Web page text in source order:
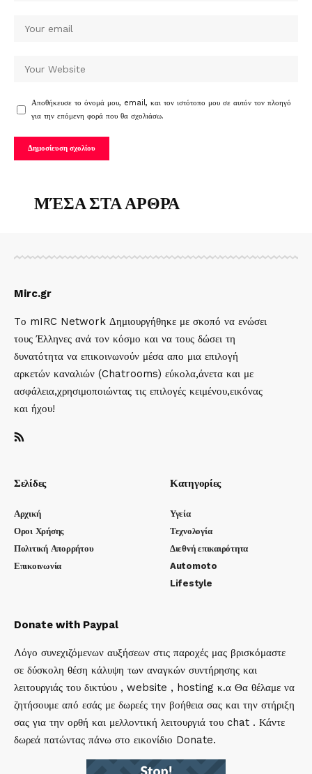
Αποθήκευσε το όνομά μου, email, και τον ιστότοπο μου σε αυτόν τον πλοηγό
για την επόμενη φορά που θα σχολιάσω.
ΜΈΣΑ ΣΤΑ ΑΡΘΡΑ
Mirc.gr
Tο mIRC Network Δημιουργήθηκε με σκοπό να ενώσει
τους Έλληνες ανά τον κόσμο και να τους δώσει τη
δυνατότητα να επικοινωνούν μέσα απο μια επιλογή
αρκετών καναλιών (Chatrooms) εύκολα,άνετα και με
ασφάλεια,χρησιμοποιώντας τις επιλογές κειμένου,εικόνας
και ήχου!
Σελίδες
Αρχική
Οροι Χρήσης
Πολιτική Απορρήτου
Επικοινωνία
Κατηγορίες
Υγεία
Τεχνολογία
Διεθνή επικαιρότητα
Automoto
Lifestyle
Donate with Paypal
Λόγο συνεχιζόμενων αυξήσεων στις παροχές μας βρισκόμαστε
σε δύσκολη θέση κάλυψη των αναγκών συντήρησης και
λειτουργιάς του δικτύου , website , hosting κ.α Θα θέλαμε να
ζητήσουμε από εσάς με δωρεές την βοήθεια σας και την στήριξη
σας για την ορθή και μελλοντική λειτουργιά του chat . Κάντε
δωρεά πατώντας πάνω στο εικονίδιο Donate.